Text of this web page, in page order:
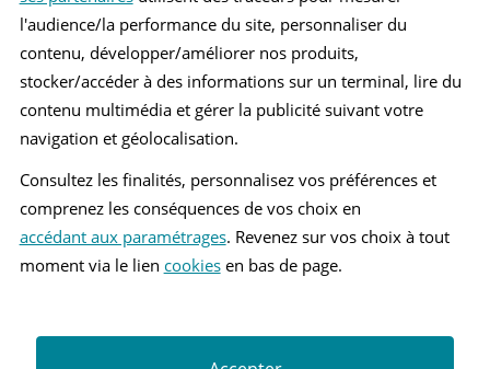
Vous recherchez une
assurance automobile ?
Obtenez vos devis MAAF
l'audience/la performance du site, personnaliser du
contenu, développer/améliorer nos produits,
stocker/accéder à des informations sur un terminal, lire du
contenu multimédia et gérer la publicité suivant votre
navigation et géolocalisation.
Consultez les finalités, personnalisez vos préférences et
comprenez les conséquences de vos choix en
accédant aux paramétrages. Revenez sur vos choix à tout
moment via le lien cookiesen bas de page.